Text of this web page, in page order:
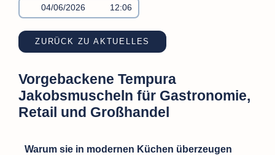
04/06/2026 12:06
ZURÜCK ZU AKTUELLES
Vorgebackene Tempura
Jakobsmuscheln für Gastronomie,
Retail und Großhandel
Warum sie in modernen Küchen überzeugen